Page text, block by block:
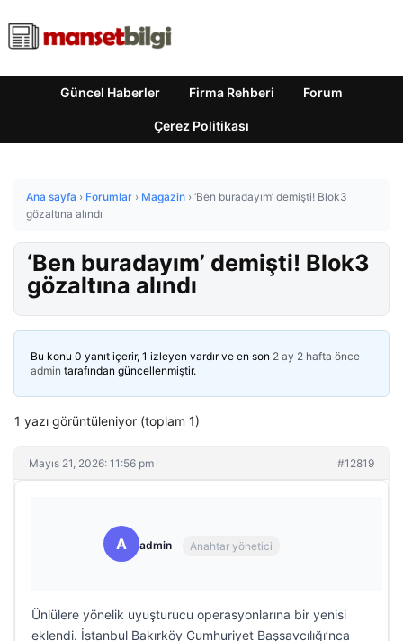
Güncel Haberler Firma Rehberi Forum
Çerez Politikası
Ana sayfa › Forumlar › Magazin › ‘Ben buradayım’ demişti! Blok3
gözaltına alındı
‘Ben buradayım’ demişti! Blok3
gözaltına alındı
Bu konu 0 yanıt içerir, 1 izleyen vardır ve en son 2 ay 2 hafta önce
admin tarafından güncellenmiştir.
1 yazı görüntüleniyor (toplam 1)
Mayıs 21, 2026: 11:56 pm #12819
A admin Anahtar yönetici
Ünlülere yönelik uyuşturucu operasyonlarına bir yenisi
eklendi. İstanbul Bakırköy Cumhuriyet Başsavcılığı’nca